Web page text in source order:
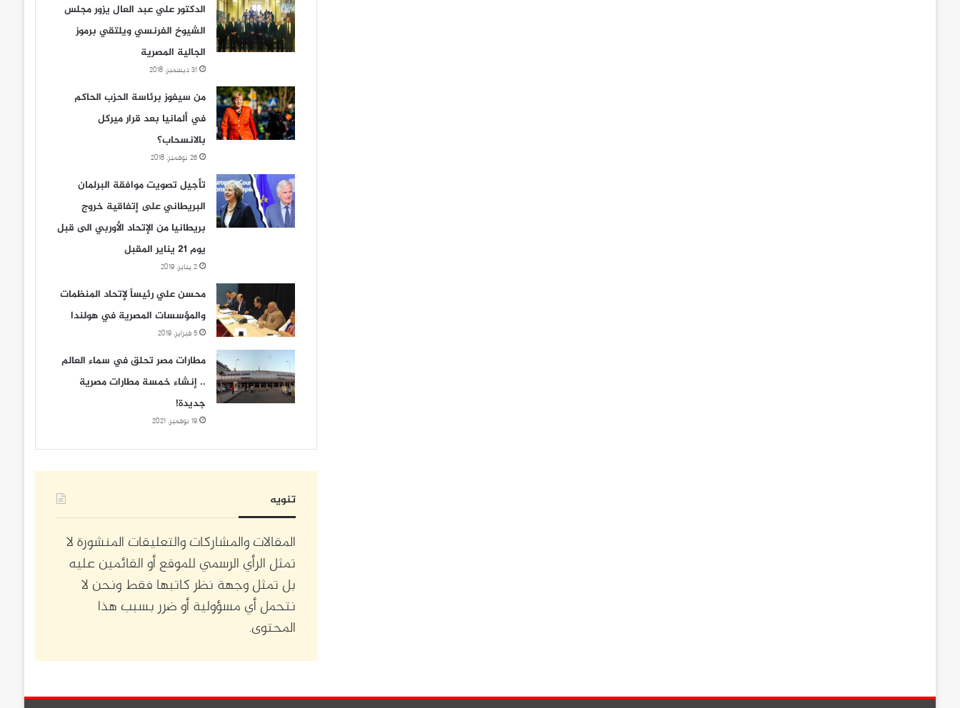
الدكتور علي عبد العال يزور مجلس
الشيوخ الفرنسي ويلتقي برموز
الجالية المصرية
31 ديسمبر، 2018
من سيفوز برئاسة الحزب الحاكم
في ألمانيا بعد قرار ميركل
بالانسحاب؟
26 نوفمبر، 2018
تأجيل تصويت موافقة البرلمان
البريطاني على إتفاقية خروج
بريطانيا من الإتحاد الأوربي الى قبل
يوم 21 يناير المقبل
2 يناير، 2019
محسن علي رئيساً لإتحاد المنظمات
والمؤسسات المصرية في هولندا
5 فبراير، 2019
مطارات مصر تحلق في سماء العالم
.. إنشاء خمسة مطارات مصرية
جديدة!
19 نوفمبر، 2021
تنويه
المقالات والمشاركات والتعليقات المنشورة لا
تمثل الرأي الرسمي للموقع أو القائمين عليه
بل تمثل وجهة نظر كاتبها فقط ونحن لا
نتحمل أي مسؤولية أو ضرر بسبب هذا
المحتوى.